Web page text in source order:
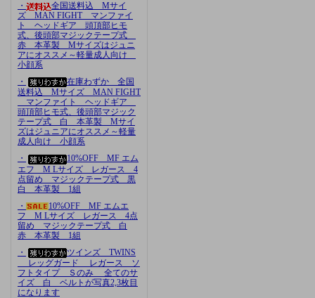
・
全国送料込 Mサイ
ズ MAN FIGHT マンファイ
ト ヘッドギア 頭頂部ヒモ
式、後頭部マジックテープ式
赤 本革製 Mサイズはジュニ
アにオススメ～軽量成人向け
小顔系
・
在庫わずか 全国
送料込 Mサイズ MAN FIGHT
マンファイト ヘッドギア
頭頂部ヒモ式、後頭部マジック
テープ式 白 本革製 Mサイ
ズはジュニアにオススメ～軽量
成人向け 小顔系
・
10%OFF MF エム
エフ M Lサイズ レガース 4
点留め マジックテープ式 黒
白 本革製 1組
・
10%OFF MF エムエ
フ M Lサイズ レガース 4点
留め マジックテープ式 白
赤 本革製 1組
・
ツインズ TWINS
レッグガード レガース ソ
フトタイプ Ｓのみ 全てのサ
イズ 白 ベルトが写真2,3枚目
になります